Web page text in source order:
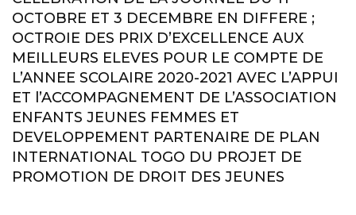
OCTOBRE ET 3 DECEMBRE EN DIFFERE ;
OCTROIE DES PRIX D’EXCELLENCE AUX
MEILLEURS ELEVES POUR LE COMPTE DE
L’ANNEE SCOLAIRE 2020-2021 AVEC L’APPUI
ET l’ACCOMPAGNEMENT DE L’ASSOCIATION
ENFANTS JEUNES FEMMES ET
DEVELOPPEMENT PARTENAIRE DE PLAN
INTERNATIONAL TOGO DU PROJET DE
PROMOTION DE DROIT DES JEUNES